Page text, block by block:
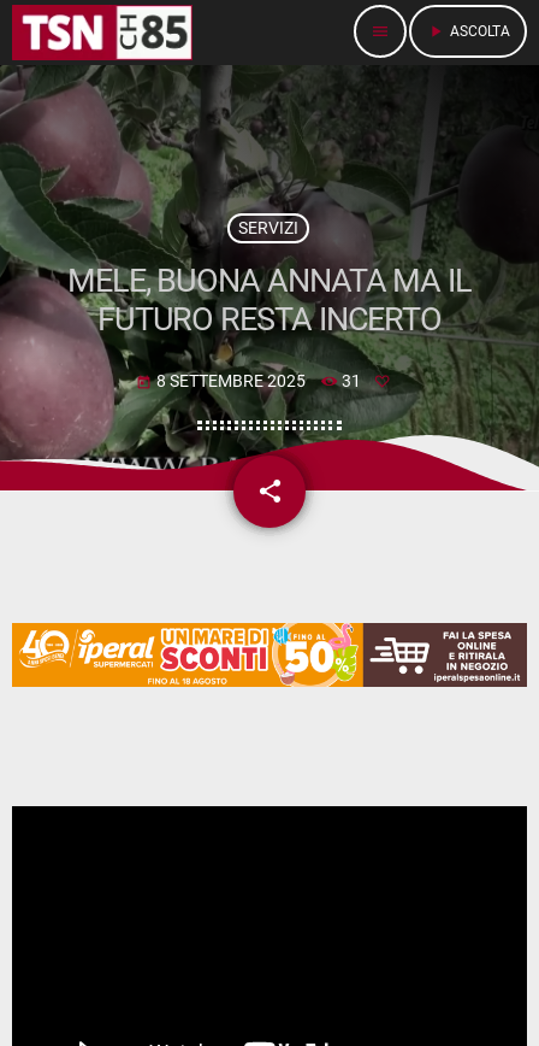
menu play_arrow ASCOLTA
SERVIZI
MELE, BUONA ANNATA MA IL
FUTURO RESTA INCERTO
today 8 SETTEMBRE 2025 31
share
email